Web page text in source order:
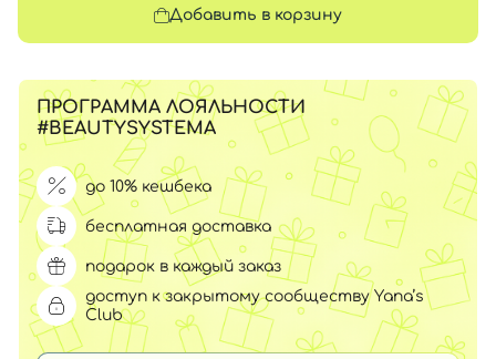
Добавить в корзину
ПРОГРАММА ЛОЯЛЬНОСТИ
#BEAUTYSYSTEMA
до 10% кешбека
бесплатная доставка
подарок в каждый заказ
доступ к закрытому сообществу Yana’s
Club